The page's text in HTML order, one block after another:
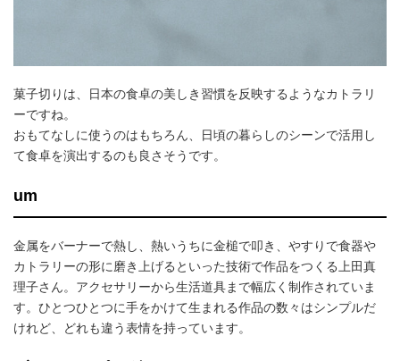
菓子切りは、日本の食卓の美しき習慣を反映するようなカトラリ
ーですね。
おもてなしに使うのはもちろん、日頃の暮らしのシーンで活用し
て食卓を演出するのも良さそうです。
um
金属をバーナーで熱し、熱いうちに金槌で叩き、やすりで食器や
カトラリーの形に磨き上げるといった技術で作品をつくる上田真
理子さん。アクセサリーから生活道具まで幅広く制作されていま
す。ひとつひとつに手をかけて生まれる作品の数々はシンプルだ
けれど、どれも違う表情を持っています。